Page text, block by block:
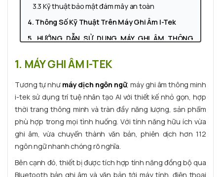
3.3 Kỹ thuật bảo mật đám mây an toàn
4. Thông Số Kỹ Thuật Trên Máy Ghi Âm I-Tek
5. HƯỚNG DẪN SỬ DỤNG MÁY GHI ÂM THÔNG
6. CAM KẾT BÁN HÀNG TẠI MAYPHIENDICH.VN
7. KẾT LUẬN
1. MÁY GHI ÂM I-TEK
Tương tự như máy dịch ngôn ngữ, máy ghi âm thông minh
i-tek sử dụng trí tuệ nhân tạo AI với thiết kế nhỏ gọn, hợp
thời trang thông minh và tràn đầy năng lượng, sản phẩm
phù hợp trong mọi tình huống. Với tính năng hữu ích vừa
ghi âm, vừa chuyển thành văn bản, phiên dịch hơn 112
ngôn ngữ nhanh chóng rõ nghĩa.
Bên cạnh đó, thiết bị được tích hợp tính năng đồng bộ qua
Bluetooth bản ghi âm và văn bản tới máy tính, điện thoại